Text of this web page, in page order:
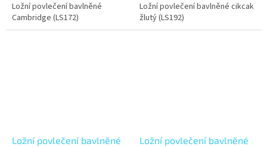
Ložní povlečení bavlněné
Cambridge (LS172)
Ložní povlečení bavlněné cikcak
žlutý (LS192)
Ložní povlečení bavlněné
Ložní povlečení bavlněné